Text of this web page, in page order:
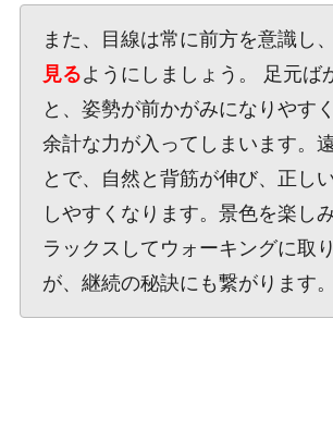
また、目線は常に前方を意識し、
見るようにしましょう。 足元ば
と、姿勢が前かがみになりやす
余計な力が入ってしまいます。
とで、自然と背筋が伸び、正し
しやすくなります。景色を楽し
ラックスしてウォーキングに取
が、継続の秘訣にも繋がります。